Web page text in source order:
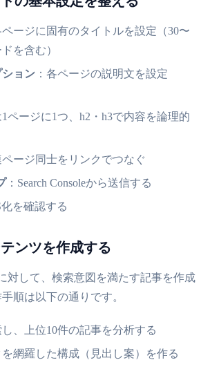
ージに固有のタイトルを設定（30〜
を含む）
ション ：各ページの説明文を設定
1ページに1つ、h2・h3で内容を論理的
ページ同士をリンクでつなぐ
：Search Consoleから送信する
化を確認する
ンツを作成する
対して、検索意図を満たす記事を作成
順は以下の通りです。
、上位10件の記事を分析する
網羅した構成（見出し案）を作る